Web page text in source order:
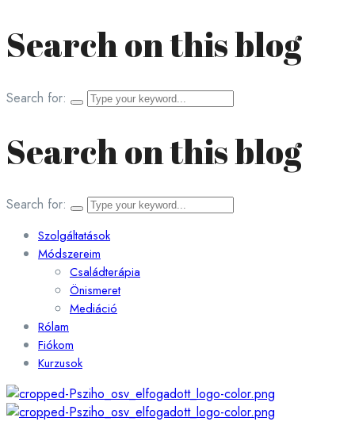
Search on this blog
Search for:
Search on this blog
Search for:
Szolgáltatások
Módszereim
Családterápia
Önismeret
Mediáció
Rólam
Fiókom
Kurzusok